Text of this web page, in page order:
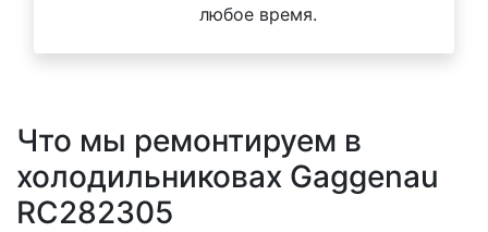
любое время.
Что мы ремонтируем в
холодильниковах Gaggenau
RC282305